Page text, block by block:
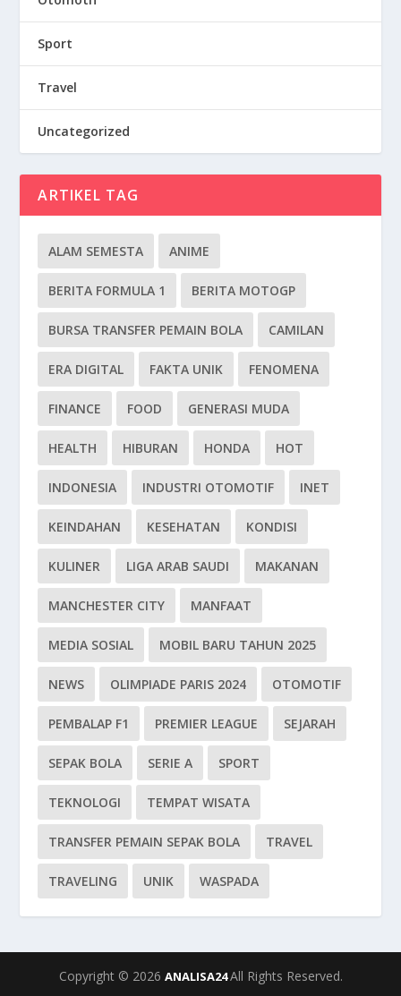
Sport
Travel
Uncategorized
ARTIKEL TAG
ALAM SEMESTA ANIME
BERITA FORMULA 1 BERITA MOTOGP
BURSA TRANSFER PEMAIN BOLA CAMILAN
ERA DIGITAL FAKTA UNIK FENOMENA
FINANCE FOOD GENERASI MUDA
HEALTH HIBURAN HONDA HOT
INDONESIA INDUSTRI OTOMOTIF INET
KEINDAHAN KESEHATAN KONDISI
KULINER LIGA ARAB SAUDI MAKANAN
MANCHESTER CITY MANFAAT
MEDIA SOSIAL MOBIL BARU TAHUN 2025
NEWS OLIMPIADE PARIS 2024 OTOMOTIF
PEMBALAP F1 PREMIER LEAGUE SEJARAH
SEPAK BOLA SERIE A SPORT
TEKNOLOGI TEMPAT WISATA
TRANSFER PEMAIN SEPAK BOLA TRAVEL
TRAVELING UNIK WASPADA
Copyright © 2026 ANALISA24All Rights Reserved.